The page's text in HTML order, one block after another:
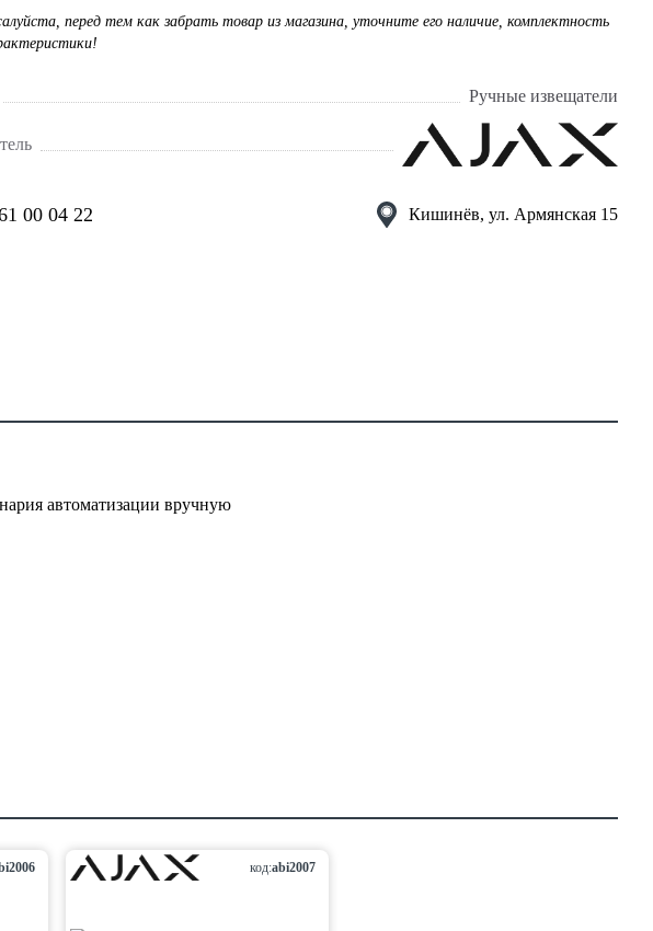
перед тем как забрать товар из магазина, уточните его наличие, комплектность
Ручные извещатели
00 04 22 Кишинёв, ул. Армянская 15
автоматизации вручную
код:abi2007